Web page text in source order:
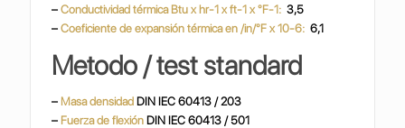
–Conductividad térmica Btu x hr-1 x ft-1 x °F-1:3,5
– Coeficiente de expansión térmica en /in/°F x 10-6: 6,1
Metodo / test standard
–Masa densidadDIN IEC 60413 / 203
–Fuerza de flexiónDIN IEC 60413 / 501